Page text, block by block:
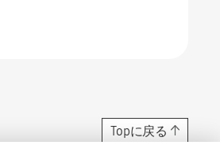
Topに戻る